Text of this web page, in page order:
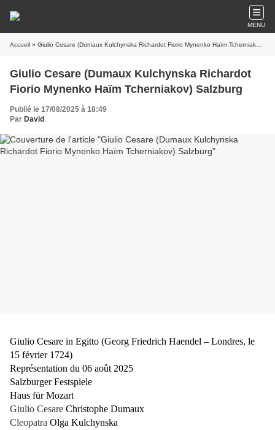
MENU
Accueil » Giulio Cesare (Dumaux Kulchynska Richardot Fiorio Mynenko Haïm Tcherniakov) Salzburg
Giulio Cesare (Dumaux Kulchynska Richardot
Fiorio Mynenko Haïm Tcherniakov) Salzburg
Publié le 17/08/2025 à 18:49
Par David
Giulio Cesare in Egitto (Georg Friedrich Haendel – Londres, le
15 février 1724)
Représentation du 06 août 2025
Salzburger Festspiele
Haus für Mozart
Giulio Cesare Christophe Dumaux
Cleopatra Olga Kulchynska